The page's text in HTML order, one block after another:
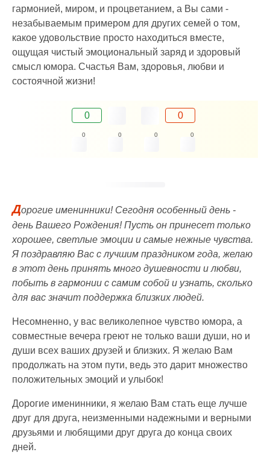
гармонией, миром, и процветанием, а Вы сами -
незабываемым примером для других семей о том,
какое удовольствие просто находиться вместе,
ощущая чистый эмоциональный заряд и здоровый
смысл юмора. Счастья Вам, здоровья, любви и
состоячной жизни!
0 0
0 0 0 0
Дорогие именинники! Сегодня особенный день -
день Вашего Рождения! Пусть он принесет только
хорошее, светлые эмоции и самые нежные чувства.
Я поздравляю Вас с лучшим праздником года, желаю
в этот день принять много душевности и любви,
побыть в гармонии с самим собой и узнать, сколько
для вас значит поддержка близких людей.
Несомненно, у вас великолепное чувство юмора, а
совместные вечера греют не только ваши души, но и
души всех ваших друзей и близких. Я желаю Вам
продолжать на этом пути, ведь это дарит множество
положительных эмоций и улыбок!
Дорогие именинники, я желаю Вам стать еще лучше
друг для друга, неизменными надежными и верными
друзьями и любящими друг друга до конца своих
дней.